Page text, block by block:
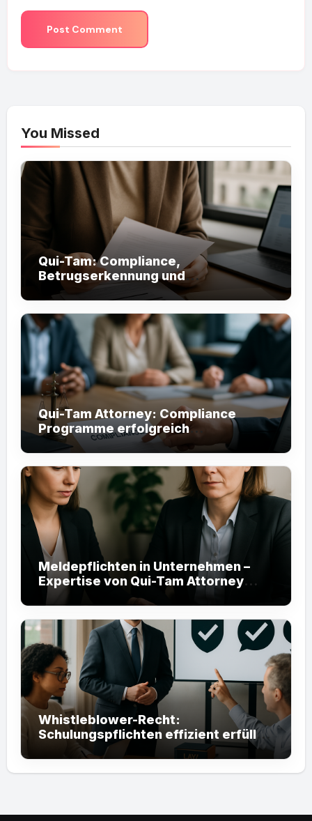
You Missed
Qui-Tam: Compliance,
Betrugserkennung und
Staatshaftung effektiv nutzen
Qui-Tam Attorney: Compliance
Programme erfolgreich
implementieren (60 Zeichen)
Meldepflichten in Unternehmen –
Expertise von Qui-Tam Attorney
helfen Ihnen
Whistleblower-Recht:
Schulungspflichten effizient erfüllen
mit Qui-Tam Attorneys